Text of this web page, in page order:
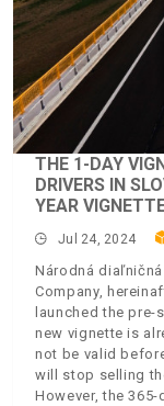
THE 1-DAY
DRIVERS IN
YEAR
Jul 24, 2024
Národná
Company,
launched the pre-
new vignette is
not be valid
will stop selling
However, the